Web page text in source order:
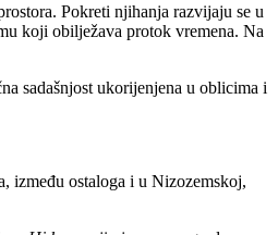
Pokreti njihanja razvijaju se u
koji obilježava protok vremena. Na
sadašnjost ukorijenjena u oblicima i
između ostaloga i u Nizozemskoj,